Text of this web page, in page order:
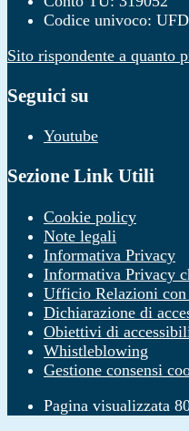
Codice univoco:
Sito rispondente a quanto
Seguici su
Youtube
Sezione Link Utili
Cookie policy
Note legali
Informativa Privacy
Informativa Privacy
Ufficio Relazioni
Dichiarazione di
Obiettivi di
Whistleblowing
Gestione consensi
Pagina visualizzata